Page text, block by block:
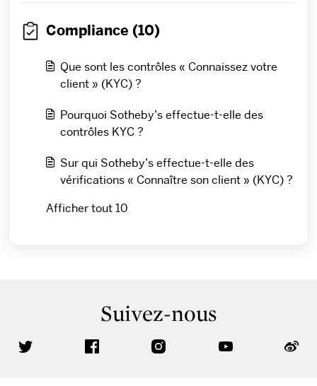
Compliance (10)
Que sont les contrôles « Connaissez votre
client » (KYC) ?
Pourquoi Sotheby’s effectue-t-elle des
contrôles KYC ?
Sur qui Sotheby’s effectue-t-elle des
vérifications « Connaître son client » (KYC) ?
Afficher tout 10
Suivez-nous